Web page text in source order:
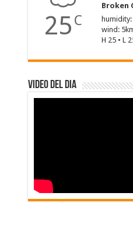
25 C
Broken
humidity:
wind:
H 25 • L
Video del dia